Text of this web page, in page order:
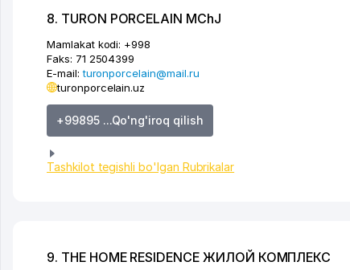
8. TURON PORCELAIN MChJ
Mamlakat kodi: +998
Faks: 71 2504399
E-mail:turonporcelain@mail.ru
turonporcelain.uz
+99895 ...Qo'ng'iroq qilish
Tashkilot tegishli bo'lgan Rubrikalar
9. THE HOME RESIDENCE ЖИЛОЙ КОМПЛЕКС